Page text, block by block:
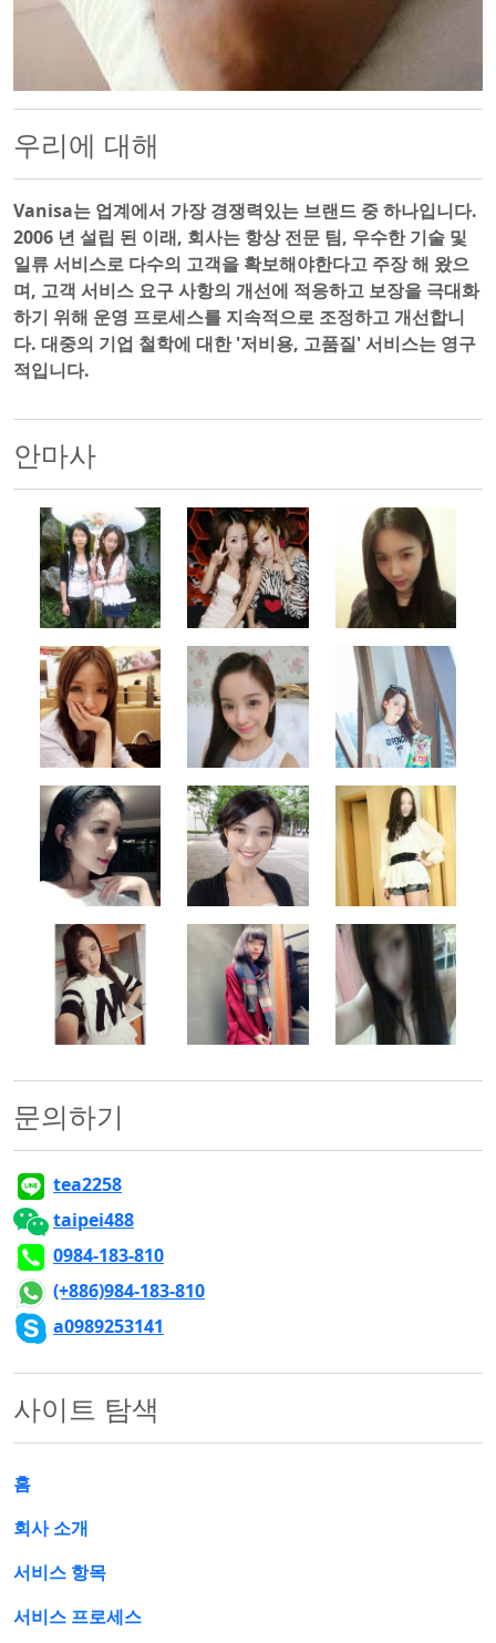
우리에 대해
Vanisa는 업계에서 가장 경쟁력있는 브랜드 중 하나입니다.
2006 년 설립 된 이래, 회사는 항상 전문 팀, 우수한 기술 및
일류 서비스로 다수의 고객을 확보해야한다고 주장 해 왔으
며, 고객 서비스 요구 사항의 개선에 적응하고 보장을 극대화
하기 위해 운영 프로세스를 지속적으로 조정하고 개선합니
다. 대중의 기업 철학에 대한 '저비용, 고품질' 서비스는 영구
적입니다.
안마사
500x500 500x500 500x500
500x500 500x500 500x500
500x500 500x500 500x500
500x500 500x500 500x500
문의하기
tea2258
taipei488
0984-183-810
(+886)984-183-810
a0989253141
사이트 탐색
홈
회사 소개
서비스 항목
서비스 프로세스